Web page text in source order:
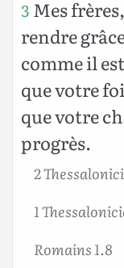
3 Mes
rendre
comme il
que votre
que votre
progrès.
2
1
Romains 1.8